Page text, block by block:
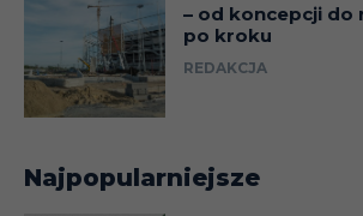
– od koncepcji do
po kroku
REDAKCJA
Najpopularniejsze